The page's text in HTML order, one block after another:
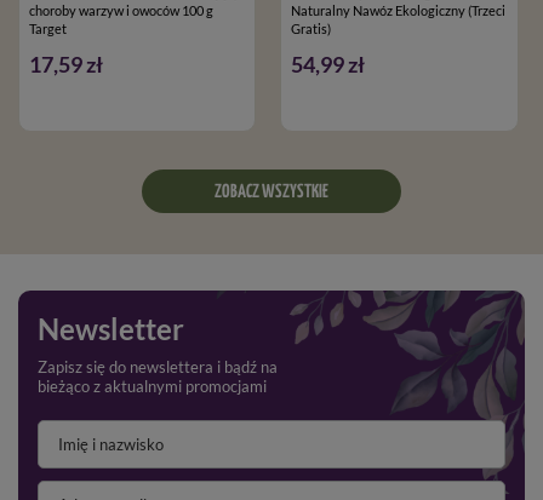
choroby warzyw i owoców 100 g
Target
17,59 zł
Naturalny Nawóz Ekologiczny (Trzeci
Gratis)
54,99 zł
ZOBACZ WSZYSTKIE
Newsletter
Zapisz się do newslettera i bądź na
bieżąco z aktualnymi promocjami